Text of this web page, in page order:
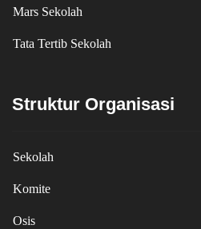
Mars Sekolah
Tata Tertib Sekolah
Struktur Organisasi
Sekolah
Komite
Osis